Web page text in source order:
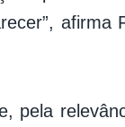
afirma
pela